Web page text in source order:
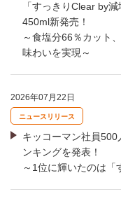
「すっきりClear by
450ml新発売！
～食塩分66％カット
味わいを実現～
2026年07月22日
ニュースリリース
キッコーマン社員500
ンキングを発表！
～1位に輝いたのは「